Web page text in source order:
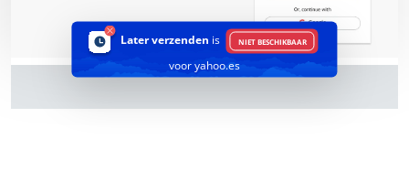
Later verzenden is NIET BESCHIKBAAR
voor yahoo.es